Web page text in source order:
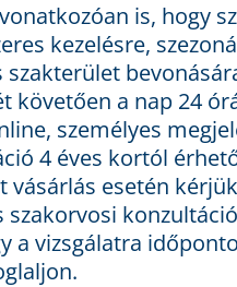
is, hogy
kezelésre,
követően a nap 24
személyes
4 éves kortól
esetén
a vizsgálatra